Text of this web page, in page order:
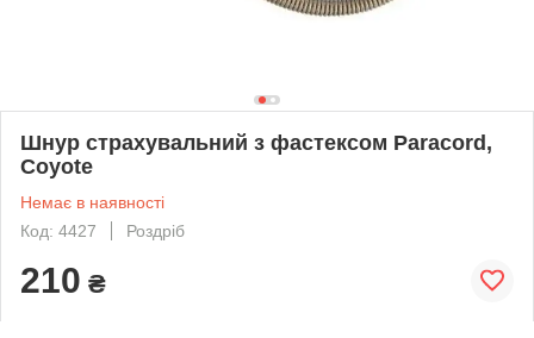
Шнур страхувальний з фастексом Paracord,
Coyote
Немає в наявності
Код: 4427
Роздріб
210 ₴